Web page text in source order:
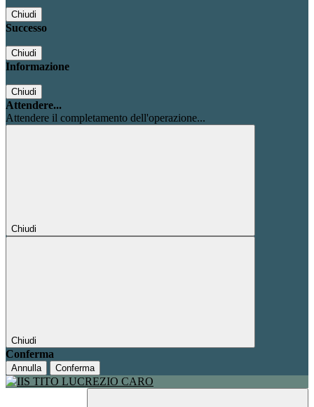
Chiudi
Successo
Chiudi
Informazione
Chiudi
Attendere...
Attendere il completamento dell'operazione...
Chiudi
Chiudi
Conferma
Annulla Conferma